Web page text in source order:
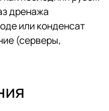
дренажа
или конденсат
(серверы,